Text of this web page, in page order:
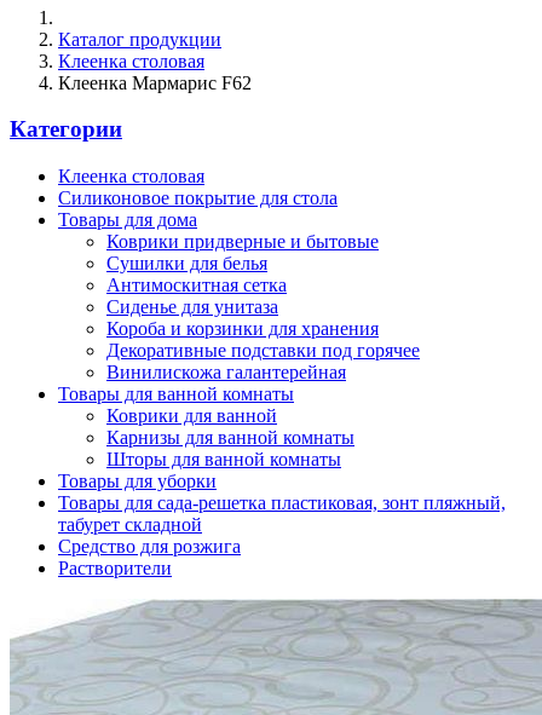
Каталог продукции
Клеенка столовая
Клеенка Мармарис F62
Категории
Клеенка столовая
Силиконовое покрытие для стола
Товары для дома
Коврики придверные и бытовые
Сушилки для белья
Антимоскитная сетка
Сиденье для унитаза
Короба и корзинки для хранения
Декоративные подставки под горячее
Винилискожа галантерейная
Товары для ванной комнаты
Коврики для ванной
Карнизы для ванной комнаты
Шторы для ванной комнаты
Товары для уборки
Товары для сада-решетка пластиковая, зонт пляжный,
табурет складной
Средство для розжига
Растворители